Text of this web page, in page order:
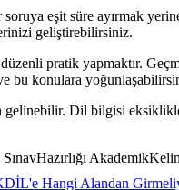
eşit süre ayırmak
geliştirebilirsiniz.
pratik yapmaktır.
konulara
Dil bilgisi
Hangi Alandan